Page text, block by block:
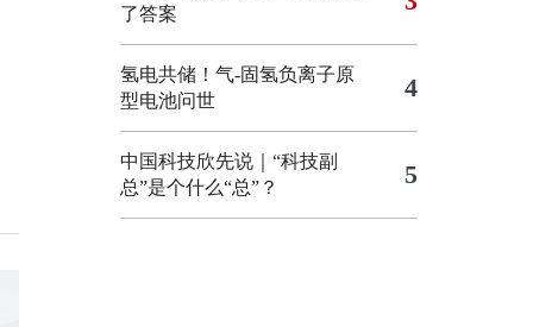
了答案
氢电共储！气-固氢负离子原
型电池问世
4
中国科技欣先说｜“科技副
总”是个什么“总”？
5